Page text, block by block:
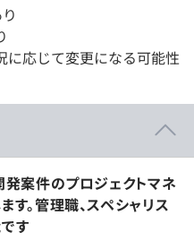
応じて変更になる可能性
案件のプロジェクトマネ
す。管理職、スペシャリス
す